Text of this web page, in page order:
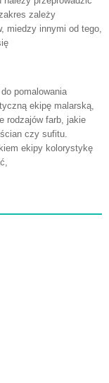
zależy
miedzy innymi od tego,
pomalowania
ekipę malarską,
rodzajów farb, jakie
czy sufitu.
ekipy kolorystykę